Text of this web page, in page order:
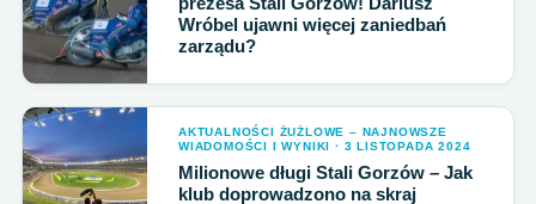
Wróbel ujawni więcej zaniedbań
zarządu?
AKTUALNOŚCI ŻUŻLOWE – NAJNOWSZE
WIADOMOŚCI I WYNIKI · 3 LISTOPADA 2024
Milionowe długi Stali Gorzów – Jak
klub doprowadzono na skraj